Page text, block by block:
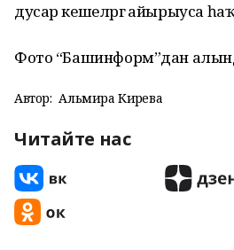
дусар кешеләргә айырыуса һаҡ
Фото “Башинформ”дан
Автор: Альмира Кирәева
Читайте нас